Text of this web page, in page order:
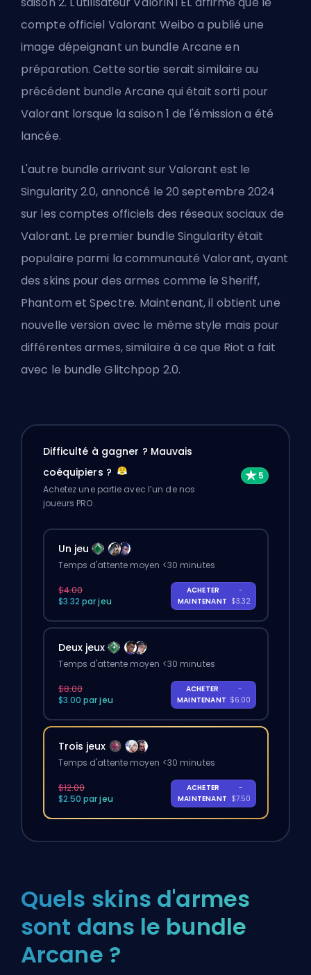
compte officiel Valorant Weibo a publié une
image dépeignant un bundle Arcane en
préparation. Cette sortie serait similaire au
précédent bundle Arcane qui était sorti pour
Valorant lorsque la saison 1 de l'émission a été
lancée.
L'autre bundle arrivant sur Valorant est le
Singularity 2.0, annoncé le 20 septembre 2024
sur les comptes officiels des réseaux sociaux de
Valorant. Le premier bundle Singularity était
populaire parmi la communauté Valorant, ayant
des skins pour des armes comme le Sheriff,
Phantom et Spectre. Maintenant, il obtient une
nouvelle version avec le même style mais pour
différentes armes, similaire à ce que Riot a fait
avec le bundle Glitchpop 2.0.
Difficulté à gagner ? Mauvais
coéquipiers ?
Achetez une partie avec l’un de nos
joueurs PRO.
Un jeu
Temps d'attente moyen <30 minutes
$4.00
$3.32 par jeu
ACHETER
MAINTENANT
-
$3.32
Deux jeux
Temps d'attente moyen <30 minutes
$8.00
$3.00 par jeu
ACHETER
MAINTENANT
-
$6.00
Trois jeux
Temps d'attente moyen <30 minutes
$12.00
$2.50 par jeu
ACHETER
MAINTENANT
-
$7.50
Quels skins d'armes
sont dans le bundle
Arcane ?